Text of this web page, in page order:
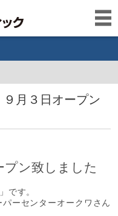
月３日オープン
プン致しました
です。
ーセンターオークワさん